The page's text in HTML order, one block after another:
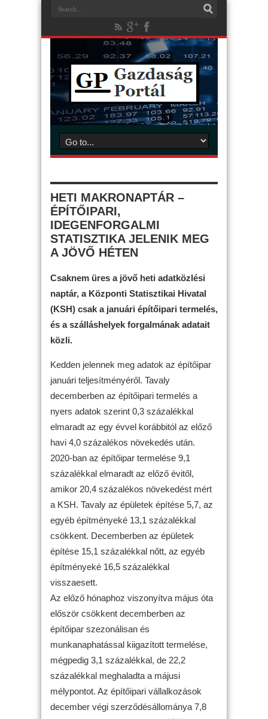
HETI MAKRONAPTÁR –
ÉPÍTŐIPARI,
IDEGENFORGALMI
STATISZTIKA JELENIK MEG
A JÖVŐ HÉTEN
Csaknem üres a jövő heti adatközlési
naptár, a Központi Statisztikai Hivatal
(KSH) csak a januári építőipari termelés,
és a szálláshelyek forgalmának adatait
közli.
Kedden jelennek meg adatok az építőipar
januári teljesítményéről. Tavaly
decemberben az építőipari termelés a
nyers adatok szerint 0,3 százalékkal
elmaradt az egy évvel korábbitól az előző
havi 4,0 százalékos növekedés után.
2020-ban az építőipar termelése 9,1
százalékkal elmaradt az előző évitől,
amikor 20,4 százalékos növekedést mért
a KSH. Tavaly az épületek építése 5,7, az
egyéb építményeké 13,1 százalékkal
csökkent. Decemberben az épületek
építése 15,1 százalékkal nőtt, az egyéb
építményeké 16,5 százalékkal
visszaesett.
Az előző hónaphoz viszonyítva május óta
először csökkent decemberben az
építőipar szezonálisan és
munkanaphatással kiigazított termelése,
mégpedig 3,1 százalékkal, de 22,2
százalékkal meghaladta a májusi
mélypontot. Az építőipari vállalkozások
december végi szerződésállománya 7,8